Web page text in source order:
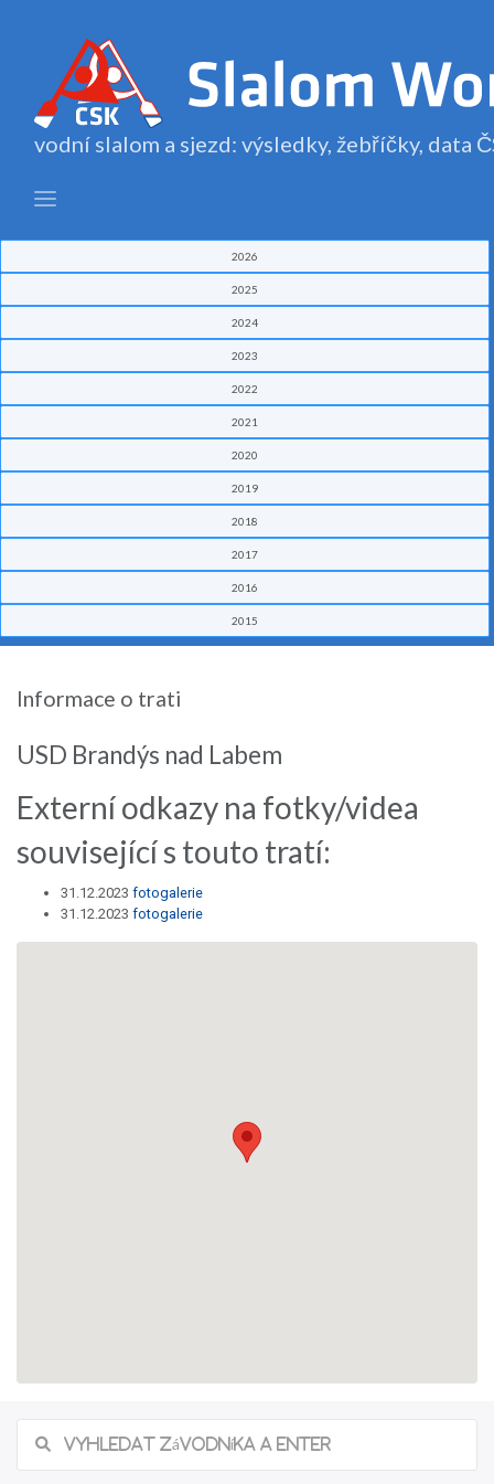
vodní slalom a sjezd: výsledky, žebříčky, data
2026
2025
2024
2023
2022
2021
2020
2019
2018
2017
2016
2015
Informace o trati
USD Brandýs nad Labem
Externí odkazy na fotky/videa
související s touto tratí:
31.12.2023 fotogalerie
31.12.2023 fotogalerie